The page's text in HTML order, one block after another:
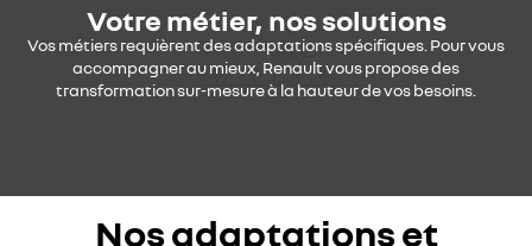
Votre métier, nos solutions
Vos métiers requièrent des adaptations spécifiques. Pour vous
accompagner au mieux, Renault vous propose des
transformation sur-mesure à la hauteur de vos besoins.
Nos adaptations et